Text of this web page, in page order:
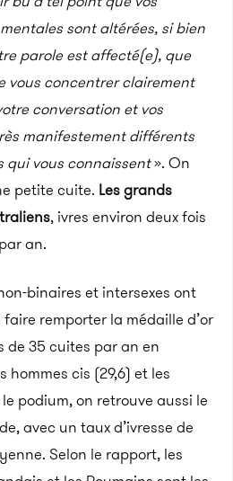
sont altérées, si bien
parole est affecté(e), que
vous concentrer clairement
conversation et vos
manifestement différents
qui vous connaissent». On
petite cuite. Les grands
, ivres environ deux fois
an.
binaires et intersexes ont
remporter la médaille d’or
de 35 cuites par an en
hommes cis (29,6) et les
podium, on retrouve aussi le
avec un taux d’ivresse de
Selon le rapport, les